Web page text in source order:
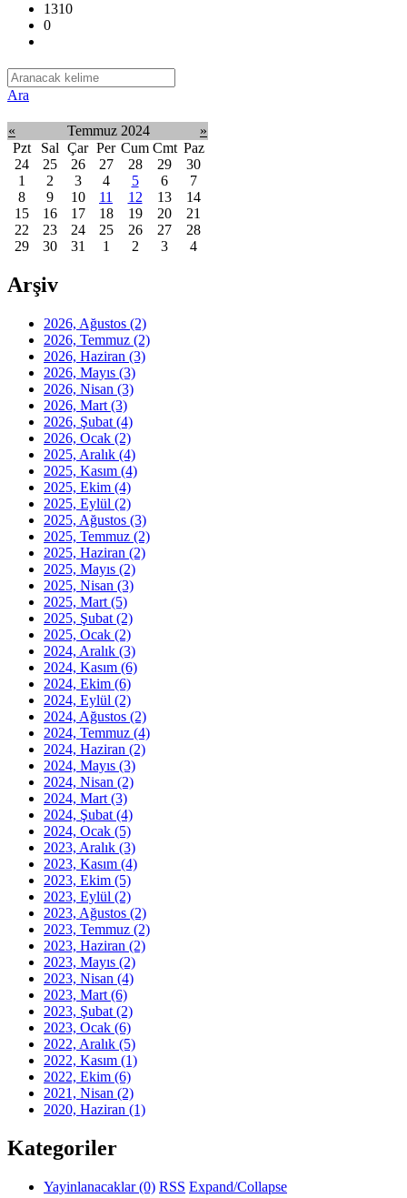
1310
0
Ara
« Temmuz 2024
»
Pzt
Sal Çar Per Cum Cmt Paz
24
25 26 27 28 29
30
1
2 3 4 5 6
7
8
9 10 11 12 13
14
15
16 17 18 19 20
21
22
23 24 25 26 27
28
29
30 31 1 2 3 4
Arşiv
2026, Ağustos (2)
2026, Temmuz (2)
2026, Haziran (3)
2026, Mayıs (3)
2026, Nisan (3)
2026, Mart (3)
2026, Şubat (4)
2026, Ocak (2)
2025, Aralık (4)
2025, Kasım (4)
2025, Ekim (4)
2025, Eylül (2)
2025, Ağustos (3)
2025, Temmuz (2)
2025, Haziran (2)
2025, Mayıs (2)
2025, Nisan (3)
2025, Mart (5)
2025, Şubat (2)
2025, Ocak (2)
2024, Aralık (3)
2024, Kasım (6)
2024, Ekim (6)
2024, Eylül (2)
2024, Ağustos (2)
2024, Temmuz (4)
2024, Haziran (2)
2024, Mayıs (3)
2024, Nisan (2)
2024, Mart (3)
2024, Şubat (4)
2024, Ocak (5)
2023, Aralık (3)
2023, Kasım (4)
2023, Ekim (5)
2023, Eylül (2)
2023, Ağustos (2)
2023, Temmuz (2)
2023, Haziran (2)
2023, Mayıs (2)
2023, Nisan (4)
2023, Mart (6)
2023, Şubat (2)
2023, Ocak (6)
2022, Aralık (5)
2022, Kasım (1)
2022, Ekim (6)
2021, Nisan (2)
2020, Haziran (1)
Kategoriler
Yayinlanacaklar(0) RSS Expand/Collapse